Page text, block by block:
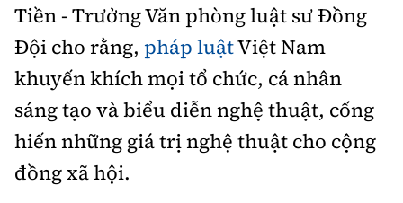
Tiền - Trưởng Văn phòng luật sư Đồng
Đội cho rằng, pháp luậtViệt Nam
khuyến khích mọi tổ chức, cá nhân
sáng tạo và biểu diễn nghệ thuật, cống
hiến những giá trị nghệ thuật cho cộng
đồng xã hội.